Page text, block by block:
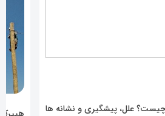
چیست؟ علل، پیشگیری و نشانه ها